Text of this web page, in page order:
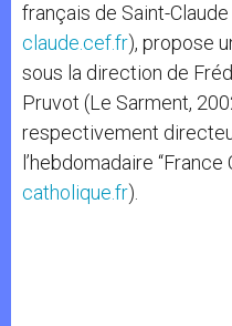
français de Saint-Claude
claude.cef.fr), propose
sous la direction de
Pruvot (Le Sarment,
respectivement
l’hebdomadaire “France
catholique.fr).